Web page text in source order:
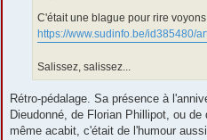
C'était une blague pour rire
https://www.sudinfo.be/id385480/
Salissez, salissez...
Rétro-pédalage. Sa présence à
Dieudonné, de Florian Phillipot, ou
même acabit, c'était de l'humour aussi.